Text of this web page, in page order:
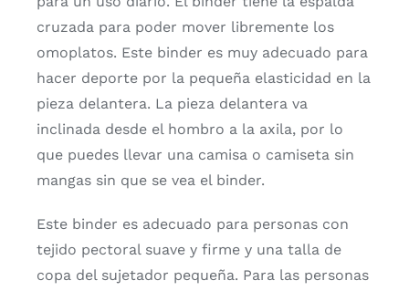
cruzada para poder mover libremente los
omoplatos. Este binder es muy adecuado para
hacer deporte por la pequeña elasticidad en la
pieza delantera. La pieza delantera va
inclinada desde el hombro a la axila, por lo
que puedes llevar una camisa o camiseta sin
mangas sin que se vea el binder.
Este binder es adecuado para personas con
tejido pectoral suave y firme y una talla de
copa del sujetador pequeña. Para las personas